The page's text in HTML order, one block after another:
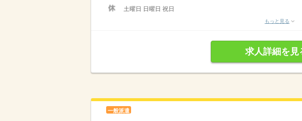
土曜日 日曜日 祝日
もっと見る
求人詳細を見
一般派遣